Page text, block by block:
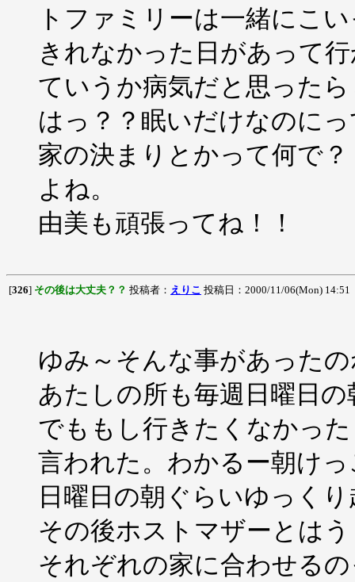
トファミリーは一緒にこ
きれなかった日があって
ていうか病気だと思った
はっ？？眠いだけなのに
家の決まりとかって何で
よね。
由美も頑張ってね！！
[326] その後は大丈夫？？ 投稿者： えりこ 投稿日：2000/11/06(Mon) 14:51
ゆみ～そんな事があった
あたしの所も毎週日曜日
でももし行きたくなかっ
言われた。わかるー朝け
日曜日の朝ぐらいゆっく
その後ホストマザーとは
それぞれの家に合わせる